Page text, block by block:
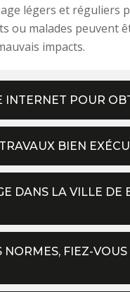
légers et réguliers
ou malades peuvent
impacts.
INTERNET POUR
BIEN
DANS LA VILLE
FIEZ-